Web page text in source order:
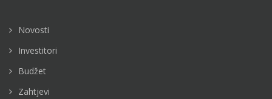
Novosti
Investitori
Budžet
Zahtjevi